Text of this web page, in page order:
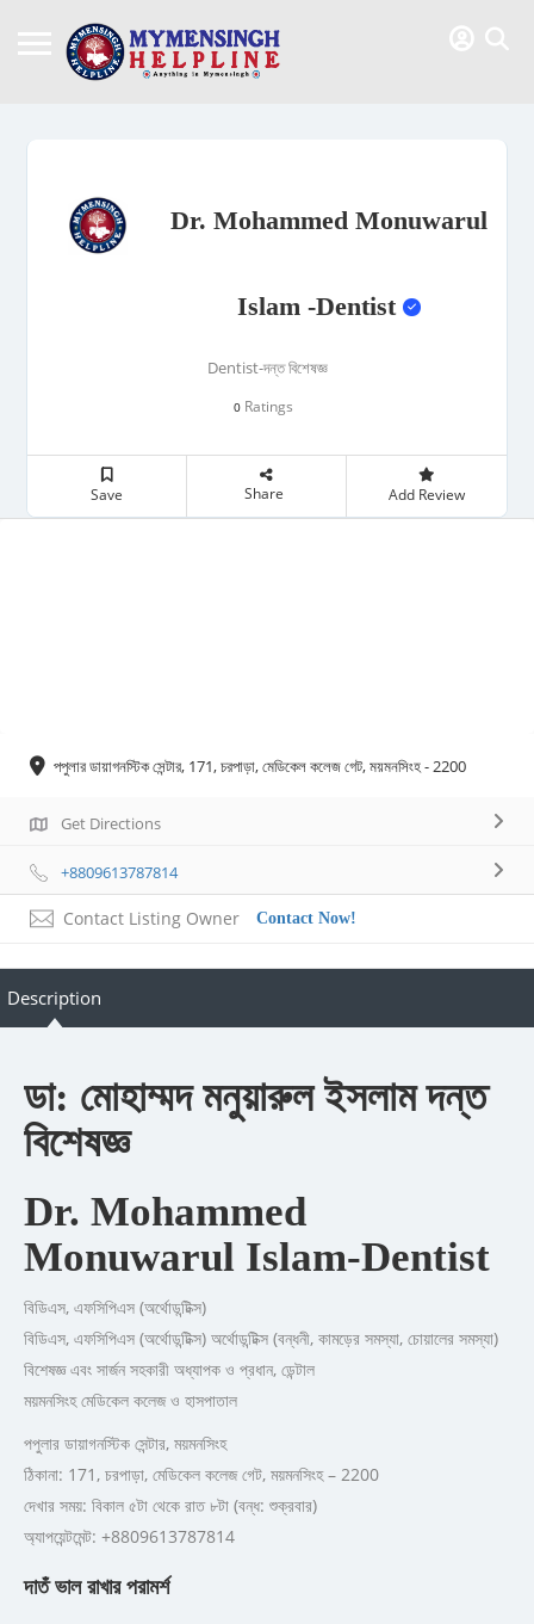
Dr. Mohammed Monuwarul
Islam -Dentist
Dentist-দন্ত বিশেষজ্ঞ
0 Ratings
Save Share Add Review
পপুলার ডায়াগনস্টিক সেন্টার, 171, চরপাড়া, মেডিকেল কলেজ গেট, ময়মনসিংহ - 2200
Get Directions
+8809613787814
Contact Listing Owner Contact Now!
Description
ডা: মোহাম্মদ মনুয়ারুল ইসলামদন্ত
বিশেষজ্ঞ
Dr. Mohammed
Monuwarul Islam-Dentist
বিডিএস, এফসিপিএস (অর্থোডন্টিক্স)
বিডিএস, এফসিপিএস (অর্থোডন্টিক্স) অর্থোডন্টিক্স (বন্ধনী, কামড়ের সমস্যা, চোয়ালের সমস্যা)
বিশেষজ্ঞ এবং সার্জন সহকারী অধ্যাপক ও প্রধান, ডেন্টাল
ময়মনসিংহ মেডিকেল কলেজ ও হাসপাতাল
পপুলার ডায়াগনস্টিক সেন্টার, ময়মনসিংহ
ঠিকানা: 171, চরপাড়া, মেডিকেল কলেজ গেট, ময়মনসিংহ – 2200
দেখার সময়: বিকাল ৫টা থেকে রাত ৮টা (বন্ধ: শুক্রবার)
অ্যাপয়েন্টমেন্ট: +8809613787814
দাতঁ ভাল রাখার পরামর্শ